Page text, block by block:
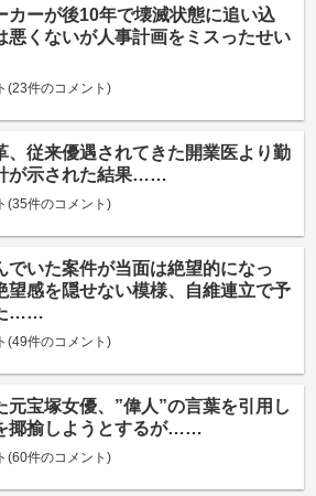
カーが後10年で壊滅状態に追い込
悪くないが人事計画をミスったせい
(23件のコメント)
、従来優遇されてきた開業医より勤
が示された結果……
(35件のコメント)
でいた案件が当面は絶望的になっ
望感を隠せない模様、自維連立で予
……
(49件のコメント)
元宝塚女優、”偉人”の言葉を引用し
揶揄しようとするが……
(60件のコメント)